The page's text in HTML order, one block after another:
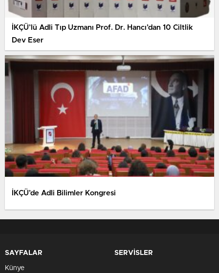
İKÇÜ’lü Adli Tıp Uzmanı Prof. Dr. Hancı’dan 10 Ciltlik
Dev Eser
İKÇÜ’de Adli Bilimler Kongresi
SAYFALAR
Künye
SERVİSLER